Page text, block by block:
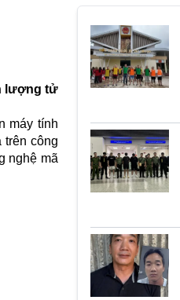
lượng tử
máy tính
trên công
nghệ mã